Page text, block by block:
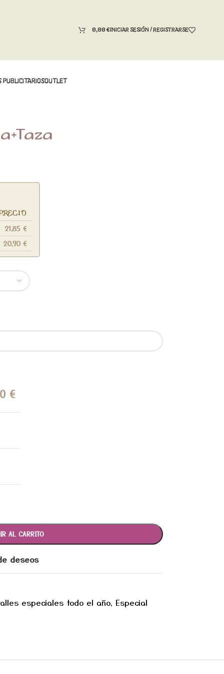
0,00 €INICIAR SESIÓN / REGISTRARSE
PUBLICITARIOSOUTLET
21,85 €
20,70 €
€
AL CARRITO
deseos
especiales todo el año, Especial